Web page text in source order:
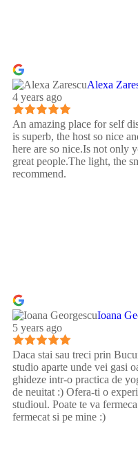
Alexa
4 years ago
An amazing place for self
is superb, the host so nice
here are so nice.Is not only
great people.The light, the
recommend.
Ioana
5 years ago
Daca stai sau treci prin
studio aparte unde vei gasi
ghideze intr-o practica de
de neuitat :) Ofera-ti o
studioul. Poate te va
fermecat si pe mine :)